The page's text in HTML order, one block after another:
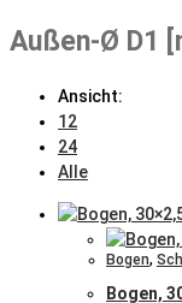
Außen-Ø D1
Ansicht:
12
24
Alle
Bogen,
Bogen,